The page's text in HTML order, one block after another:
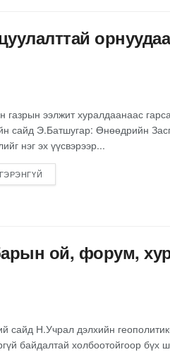
газрын ээлжит хуралдаанаас
сайд Э.Батшугар: Өнөөдрийн
нэг эх үүсвэрээр...
ой, форум,
сайд Н.Учрал дэлхийн
байдалтай холбоотойгоор